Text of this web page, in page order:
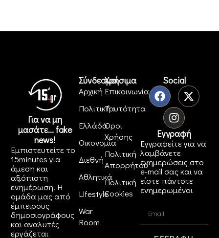
Για να μη
μασάτε... fake
news!
Εμπιστευτείτε το
15minutes για
άμεση και
αξιόπιστη
ενημέρωση. Η
ομάδα μας από
έμπειρους
δημοσιογράφους
και αναλυτές
εργάζεται
Σύνδεσμοι
Αρχική
Πολιτική
Ελλάδα
Οικονομία
Διεθνή
Αθλητικά
Lifestyle
War
Room
Χρήσιμα
Επικοινωνία
Ταυτότητα
Όροι
Χρήσης
Πολιτική
Απορρήτου
Πολιτική
Cookies
Social
Εγγραφή
Εγγραφείτε για να
λαμβάνετε
ενημερώσεις στο
e-mail σας και να
είστε πάντοτε
ενημερωμένοι